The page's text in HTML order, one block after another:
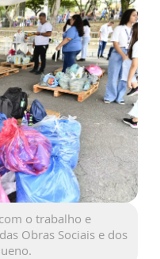
o trabalho e
Obras Sociais e dos